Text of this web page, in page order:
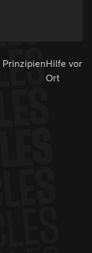
PrinzipienHilfe vor
Ort